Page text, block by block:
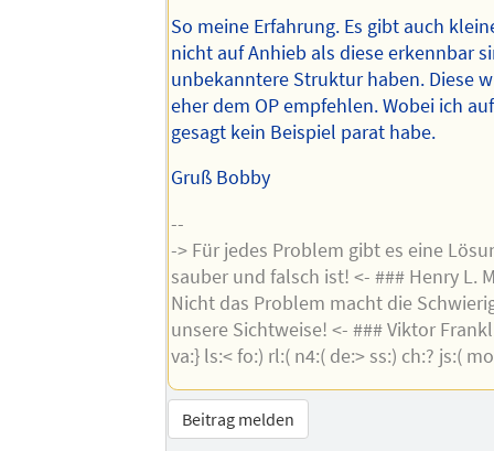
So meine Erfahrung. Es gibt auch
nicht auf Anhieb als diese erkennbar
unbekanntere Struktur haben. Diese
eher dem OP empfehlen. Wobei ich
gesagt kein Beispiel parat habe.
Gruß Bobby
--
-> Für jedes Problem gibt es eine
sauber und falsch ist! <- ### Henry L.
Nicht das Problem macht die
unsere Sichtweise! <- ### Viktor
va:} ls:< fo:) rl:( n4:( de:> ss:) ch:? js:(
Beitrag melden